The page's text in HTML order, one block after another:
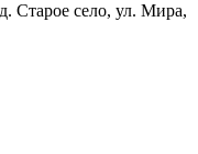
Старое село, ул. Мира,